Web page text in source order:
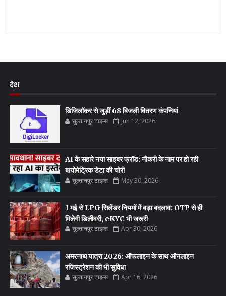
देश
डिजिलॉकर से जुड़ीं 68 बिजली वितरण कंपनियां
सुल्तानपुर टाइम्स Jun 12, 2026
AI के सहारे नया साइबर फ्रॉड: नौकरी के नाम पर हो रही
बायोमेट्रिक डेटा की चोरी
सुल्तानपुर टाइम्स May 30, 2026
1 मई से LPG सिलेंडर नियमों में बड़ा बदलाव: OTP से ही
मिलेगी डिलीवरी, eKYC भी जरूरी
सुल्तानपुर टाइम्स Apr 30, 2026
अमरनाथ यात्रा 2026: ऑफलाइन के साथ ऑनलाइन
रजिस्ट्रेशन की भी सुविधा
सुल्तानपुर टाइम्स Apr 16, 2026